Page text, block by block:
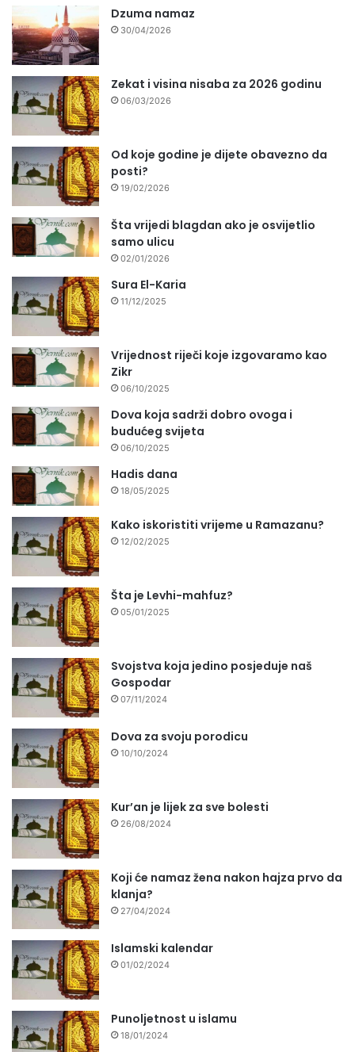
Dzuma namaz
30/04/2026
Zekat i visina nisaba za 2026 godinu
06/03/2026
Od koje godine je dijete obavezno da
posti?
19/02/2026
Šta vrijedi blagdan ako je osvijetlio
samo ulicu
02/01/2026
Sura El-Karia
11/12/2025
Vrijednost riječi koje izgovaramo kao
Zikr
06/10/2025
Dova koja sadrži dobro ovoga i
budućeg svijeta
06/10/2025
Hadis dana
18/05/2025
Kako iskoristiti vrijeme u Ramazanu?
12/02/2025
Šta je Levhi-mahfuz?
05/01/2025
Svojstva koja jedino posjeduje naš
Gospodar
07/11/2024
Dova za svoju porodicu
10/10/2024
Kur’an je lijek za sve bolesti
26/08/2024
Koji će namaz žena nakon hajza prvo da
klanja?
27/04/2024
Islamski kalendar
01/02/2024
Punoljetnost u islamu
18/01/2024